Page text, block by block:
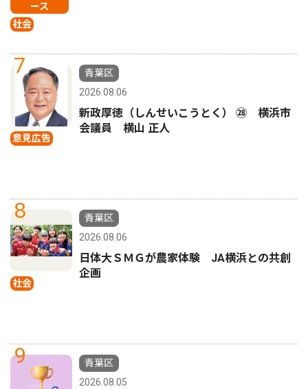
ース
社会
7
意見広告
青葉区
2026.08.06
新政厚徳（しんせいこうとく） ㉘ 横浜市
会議員 横山 正人
8
社会
青葉区
2026.08.06
日体大ＳＭＧが農家体験 JA横浜との共創
企画
9
青葉区
2026.08.05